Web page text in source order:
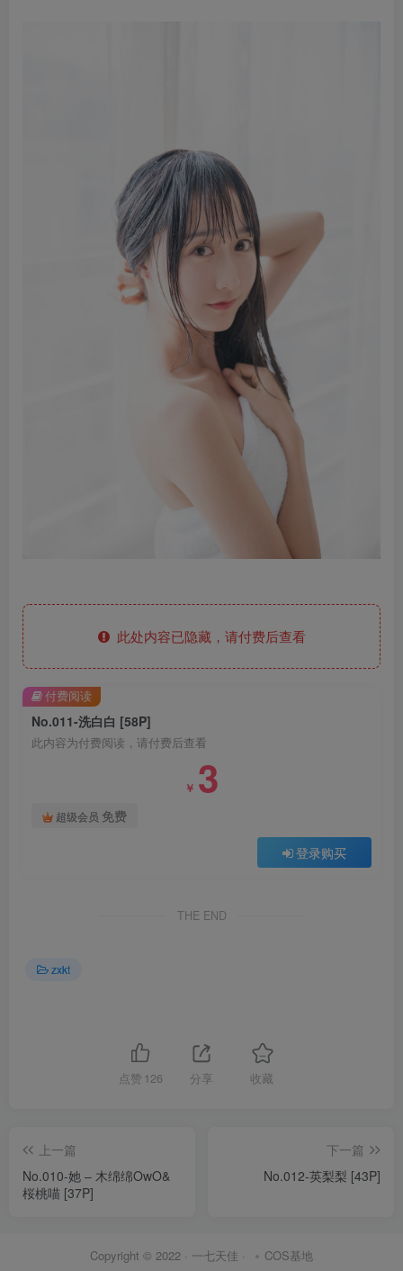
此处内容已隐藏，请付费后查看
No.011-洗白白 [58P]
此内容为付费阅读，请付费后查看
￥ 3
超级会员 免费
登录购买
付费阅读
THE END
zxkt
点赞 126 分享 收藏
上一篇
No.010-她 – 木绵绵OwO&
桜桃喵 [37P]
下一篇
No.012-英梨梨 [43P]
Copyright © 2022 · 一七天佳 · COS基地